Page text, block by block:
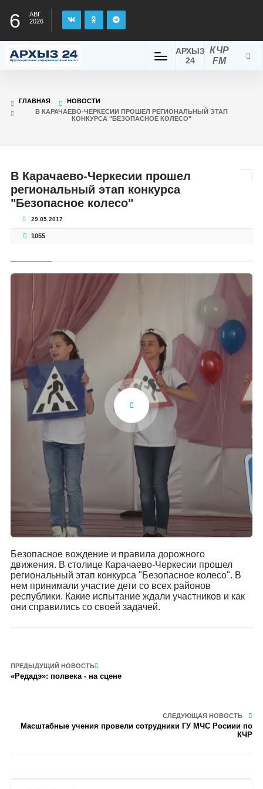
6
АВГ
2026
КЧР
FM
АРХЫЗ
24
ГЛАВНАЯ
НОВОСТИ
В КАРАЧАЕВО-ЧЕРКЕСИИ ПРОШЕЛ РЕГИОНАЛЬНЫЙ ЭТАП
КОНКУРСА "БЕЗОПАСНОЕ КОЛЕСО"
В Карачаево-Черкесии прошел
региональный этап конкурса
"Безопасное колесо"
29.05.2017
1055
Безопасное вождение и правила дорожного
движения. В столице Карачаево-Черкесии прошел
региональный этап конкурса "Безопасное колесо". В
нем принимали участие дети со всех районов
республики. Какие испытание ждали участников и как
они справились со своей задачей.
ПРЕДЫДУЩИЙ НОВОСТЬ
«Редадэ»: полвека - на сцене
СЛЕДУЮЩАЯ НОВОСТЬ
Масштабные учения провели сотрудники ГУ МЧС Росиии по
КЧР